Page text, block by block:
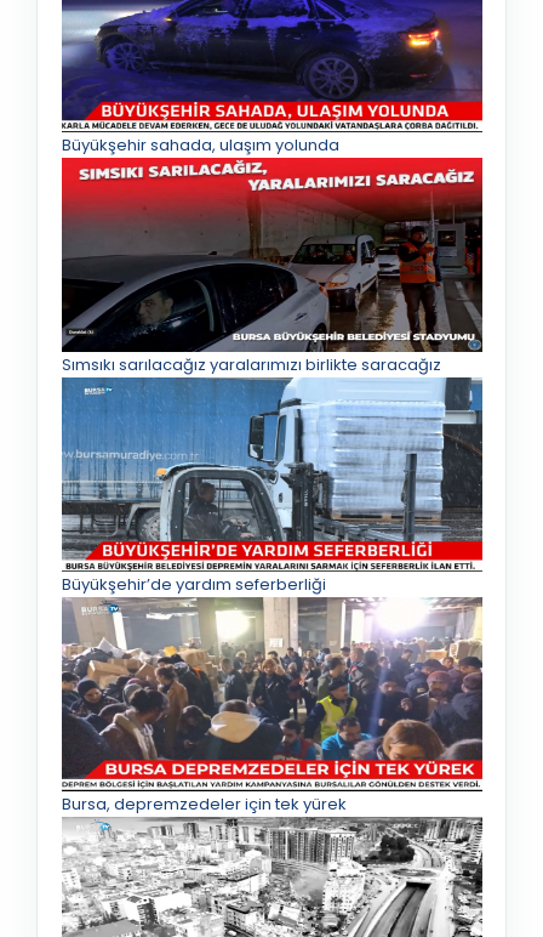
Büyükşehir sahada, ulaşım yolunda
Sımsıkı sarılacağız yaralarımızı birlikte saracağız
Büyükşehir’de yardım seferberliği
Bursa, depremzedeler için tek yürek